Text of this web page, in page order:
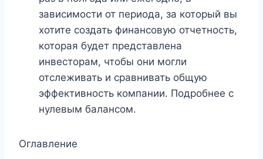
зависимости от периода, за который вы
хотите создать финансовую отчетность,
которая будет представлена ​​
инвесторам, чтобы они могли
отслеживать и сравнивать общую
эффективность компании. Подробнее с
нулевым балансом.
Оглавление